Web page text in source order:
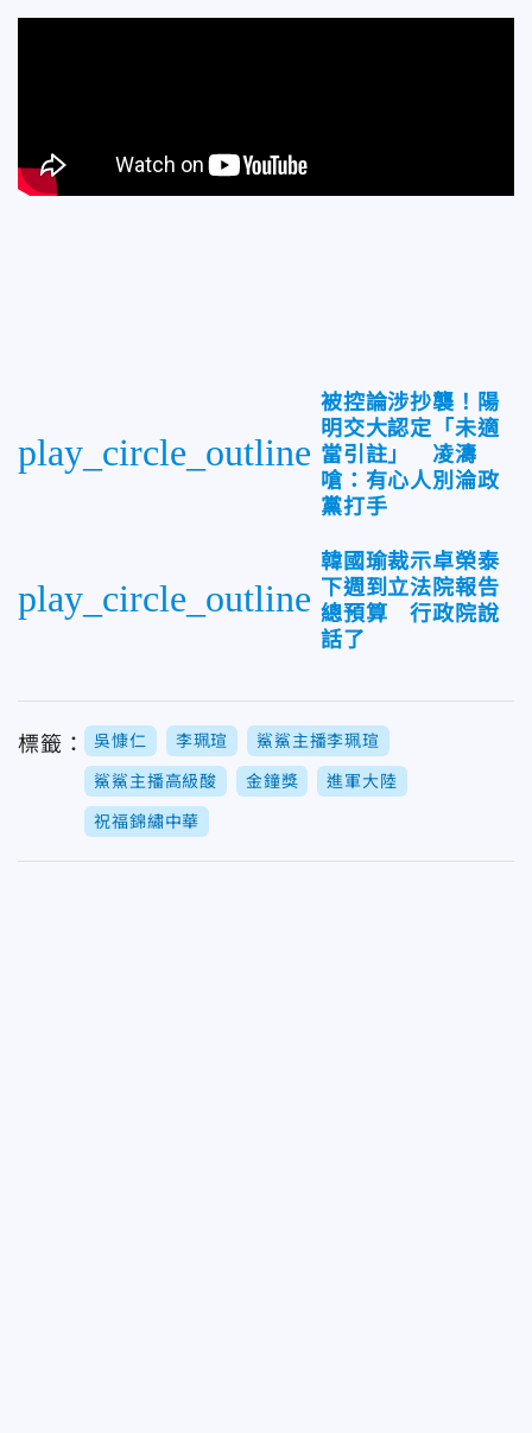
play_circle_outline
被控論涉抄襲！陽
明交大認定「未適
當引註」 凌濤
嗆：有心人別淪政
黨打手
play_circle_outline
韓國瑜裁示卓榮泰
下週到立法院報告
總預算 行政院說
話了
標籤： 吳慷仁 李珮瑄 鯊鯊主播李珮瑄
鯊鯊主播高級酸 金鐘獎 進軍大陸
祝福錦繡中華